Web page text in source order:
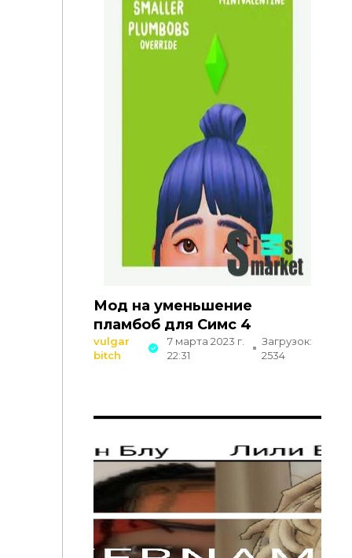
Мод на уменьшение
пламбоб для Симс 4
vulgar
bitch
7 марта 2023 г.
22:31
Загрузок:
2534